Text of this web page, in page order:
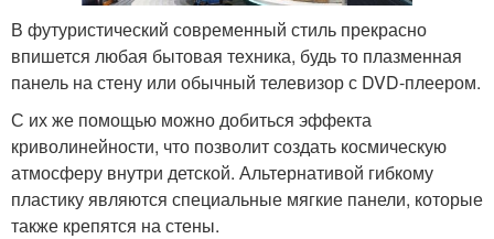
В футуристический современный стиль прекрасно
впишется любая бытовая техника, будь то плазменная
панель на стену или обычный телевизор с DVD-плеером.
С их же помощью можно добиться эффекта
криволинейности, что позволит создать космическую
атмосферу внутри детской. Альтернативой гибкому
пластику являются специальные мягкие панели, которые
также крепятся на стены.